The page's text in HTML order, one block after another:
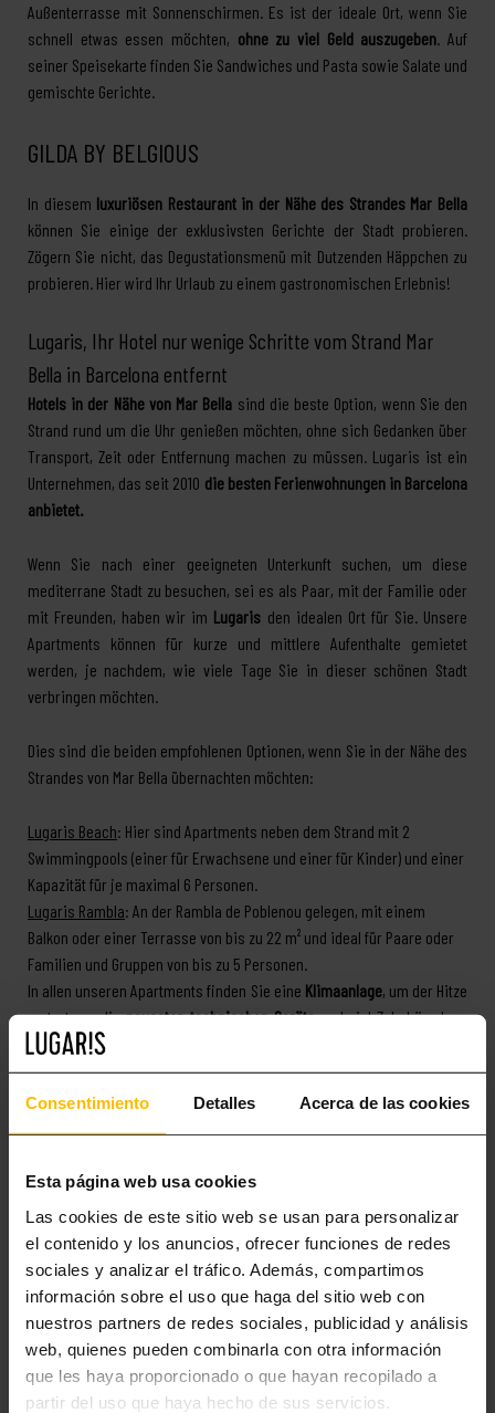
Consentimiento Detalles Acerca de las cookies
Esta página web usa cookies
Las cookies de este sitio web se usan para personalizar
el contenido y los anuncios, ofrecer funciones de redes
sociales y analizar el tráfico. Además, compartimos
información sobre el uso que haga del sitio web con
nuestros partners de redes sociales, publicidad y análisis
web, quienes pueden combinarla con otra información
que les haya proporcionado o que hayan recopilado a
partir del uso que haya hecho de sus servicios.
Außenterrasse mit Sonnenschirmen. Es ist der ideale Ort, wenn Sie
schnell etwas essen möchten, ohne zu viel Geld auszugeben. Auf
seiner Speisekarte finden Sie Sandwiches und Pasta sowie Salate und
gemischte Gerichte.
GILDA BY BELGIOUS
In diesem luxuriösen Restaurant in der Nähe des Strandes Mar Bella
können Sie einige der exklusivsten Gerichte der Stadt probieren.
Zögern Sie nicht, das Degustationsmenü mit Dutzenden Häppchen zu
probieren. Hier wird Ihr Urlaub zu einem gastronomischen Erlebnis!
Lugaris, Ihr Hotel nur wenige Schritte vom Strand Mar
Bella in Barcelona entfernt
Hotels in der Nähe von Mar Bella sind die beste Option, wenn Sie den
Strand rund um die Uhr genießen möchten, ohne sich Gedanken über
Transport, Zeit oder Entfernung machen zu müssen. Lugaris ist ein
Unternehmen, das seit 2010 die besten Ferienwohnungen in Barcelona
anbietet.
Wenn Sie nach einer geeigneten Unterkunft suchen, um diese
mediterrane Stadt zu besuchen, sei es als Paar, mit der Familie oder
mit Freunden, haben wir im Lugaris den idealen Ort für Sie. Unsere
Apartments können für kurze und mittlere Aufenthalte gemietet
werden, je nachdem, wie viele Tage Sie in dieser schönen Stadt
verbringen möchten.
Dies sind die beiden empfohlenen Optionen, wenn Sie in der Nähe des
Strandes von Mar Bella übernachten möchten:
Lugaris Beach: Hier sind Apartments neben dem Strand mit 2
Swimmingpools (einer für Erwachsene und einer für Kinder) und einer
Kapazität für je maximal 6 Personen.
Lugaris Rambla: An der Rambla de Poblenou gelegen, mit einem
Balkon oder einer Terrasse von bis zu 22 m² und ideal für Paare oder
Familien und Gruppen von bis zu 5 Personen.
In allen unseren Apartments finden Sie eine Klimaanlage, um der Hitze
zu trotzen, dieneuesten technischen Geräteund viel Zubehör, dass
Sie für Ihren Aufenthalt benötigen. Darüber hinaus verfügen sie über
Bettwäsche, Sat-TV, kostenlose Highspeed-WLAN-Verbindung, einen
Safe und privaten Sicherheitsdienst rund um die Uhr.
Besuchen Sie unsereLugaris-Website, buchen Sie Ihren Aufenthalt bei
Ciudad Condal können Sie einen erholsamen, unterhaltsamen und
erlebnisreichen Urlaub genießen, wie nie zuvor!
UNSERE WOHNUNGEN IN BARCELONA